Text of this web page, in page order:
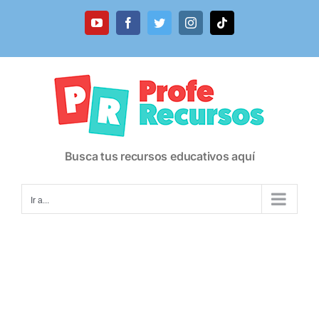
YouTubeFacebookTwitterInstagramTiktok
Busca tus recursos educativos aquí
Ir a...